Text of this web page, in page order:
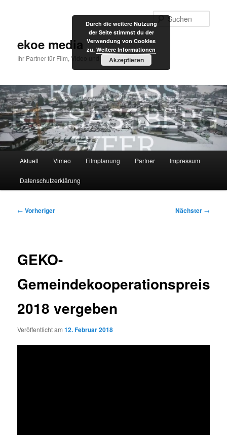
ekoe media
Ihr Partner für Film, Video und Internet
Aktuell Vimeo Filmplanung Partner Impressum
Datenschutzerklärung
Beitragsnavigation
← Vorheriger Nächster →
GEKO-
Gemeindekooperationspreis
2018 vergeben
Veröffentlicht am12. Februar 2018
Durch die weitere Nutzung
der Seite stimmst du der
Verwendung von Cookies
zu. Weitere Informationen
Akzeptieren